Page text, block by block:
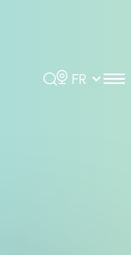
Rechercher
Choisir la